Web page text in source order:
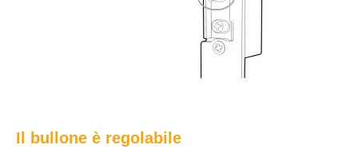
Il bullone è regolabile